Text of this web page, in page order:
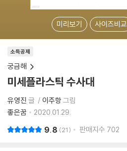
미리보기 사이즈비교
소득공제
궁금해
미세플라스틱 수사대
유영진 글 이주항 그림
좋은꿈
2020.01.29.
9.8 21 판매지수 702